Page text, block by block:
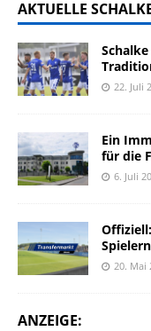
AKTUELLE
22. Juli
Ein
für die
6. Juli
Spielern
20. Mai
ANZEIGE: